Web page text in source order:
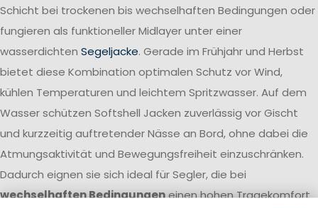
Schicht bei trockenen bis wechselhaften Bedingungen oder
fungieren als funktioneller Midlayer unter einer
wasserdichten Segeljacke. Gerade im Frühjahr und Herbst
bietet diese Kombination optimalen Schutz vor Wind,
kühlen Temperaturen und leichtem Spritzwasser. Auf dem
Wasser schützen Softshell Jacken zuverlässig vor Gischt
und kurzzeitig auftretender Nässe an Bord, ohne dabei die
Atmungsaktivität und Bewegungsfreiheit einzuschränken.
Dadurch eignen sie sich ideal für Segler, die bei
wechselhaften Bedingungeneinen hohen Tragekomfort